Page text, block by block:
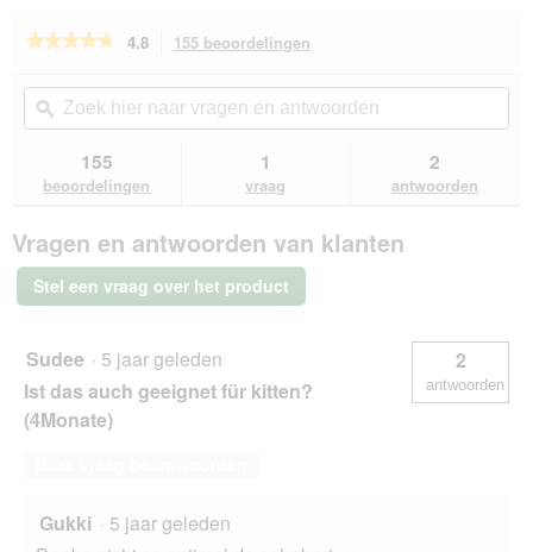
★★★★★
★★★★★
de
Beoordelingen
van
Kattenkruid
g
4.8 155 beoordelingen
actie
navigeert
u
beoordelingen.
Zoek
hier
naar
antwoorden
ϙ
155
beoordelingen
1
vraag
2
antwoorden
Vragen en antwoorden van klanten
Stel een vraag over het product
Sudee · 5 jaar geleden
Ist das auch geeignet für kitten?
(4Monate)
2
antwoorden
Gukki · 5 jaar geleden